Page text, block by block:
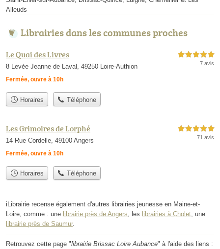
Alleuds
Librairies dans les communes proches
Le Quai des Livres
8 Levée Jeanne de Laval, 49250 Loire-Authion
Fermée, ouvre à 10h
5,0 étoiles sur 5
7 avis
Horaires Téléphone
Les Grimoires de Lorphé
14 Rue Cordelle, 49100 Angers
Fermée, ouvre à 10h
5,0 étoiles sur 5
71 avis
Horaires Téléphone
iLibrairie recense également d'autres librairies jeunesse en Maine-et-
Loire, comme : une librairie près de Angers, les librairies à Cholet, une
librairie près de Saumur.
Retrouvez cette page "librairie Brissac Loire Aubance" à l'aide des liens :